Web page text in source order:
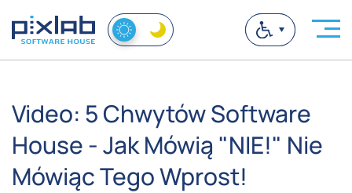
Video: 5 Chwytów Software
House - Jak Mówią "NIE!" Nie
Mówiąc Tego Wprost!